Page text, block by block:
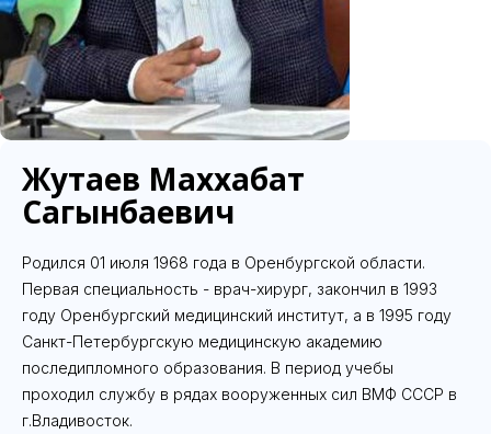
Жутаев Маххабат
Сагынбаевич
Родился 01 июля 1968 года в Оренбургской области.
Первая специальность - врач-хирург, закончил в 1993
году Оренбургский медицинский институт, а в 1995 году
Санкт-Петербургскую медицинскую академию
последипломного образования. В период учебы
проходил службу в рядах вооруженных сил ВМФ СССР в
г.Владивосток.